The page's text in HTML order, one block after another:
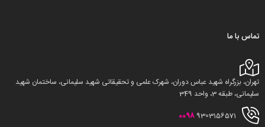
تماس با ما
تهران، بزرگراه شهید عباس دوران، شهرک علمی و تحقیقاتی شهید سلیمانی، ساختمان شهید
سلیمانی، طبقه 3، واحد 349
0098 9303156571